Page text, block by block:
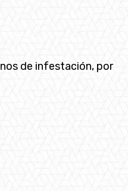
de infestación, por